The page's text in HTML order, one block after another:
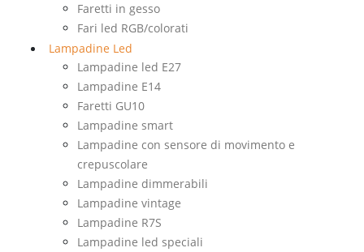
Faretti in gesso
Fari led RGB/colorati
Lampadine Led
Lampadine led E27
Lampadine E14
Faretti GU10
Lampadine smart
Lampadine con sensore di movimento e
crepuscolare
Lampadine dimmerabili
Lampadine vintage
Lampadine R7S
Lampadine led speciali